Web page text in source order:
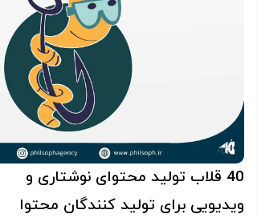
40 قلاب تولید محتوای نوشتاری و
ویدیویی برای تولید کنندگان محتوا